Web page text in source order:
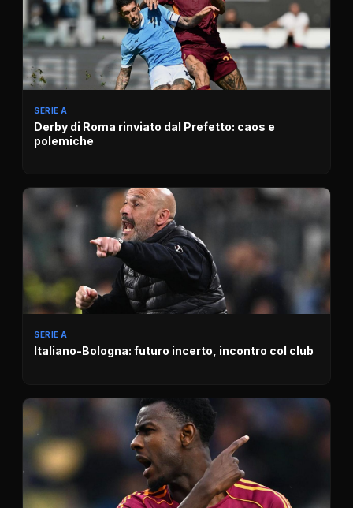
SERIE A
Derby di Roma rinviato dal Prefetto: caos e
polemiche
SERIE A
Italiano-Bologna: futuro incerto, incontro col club